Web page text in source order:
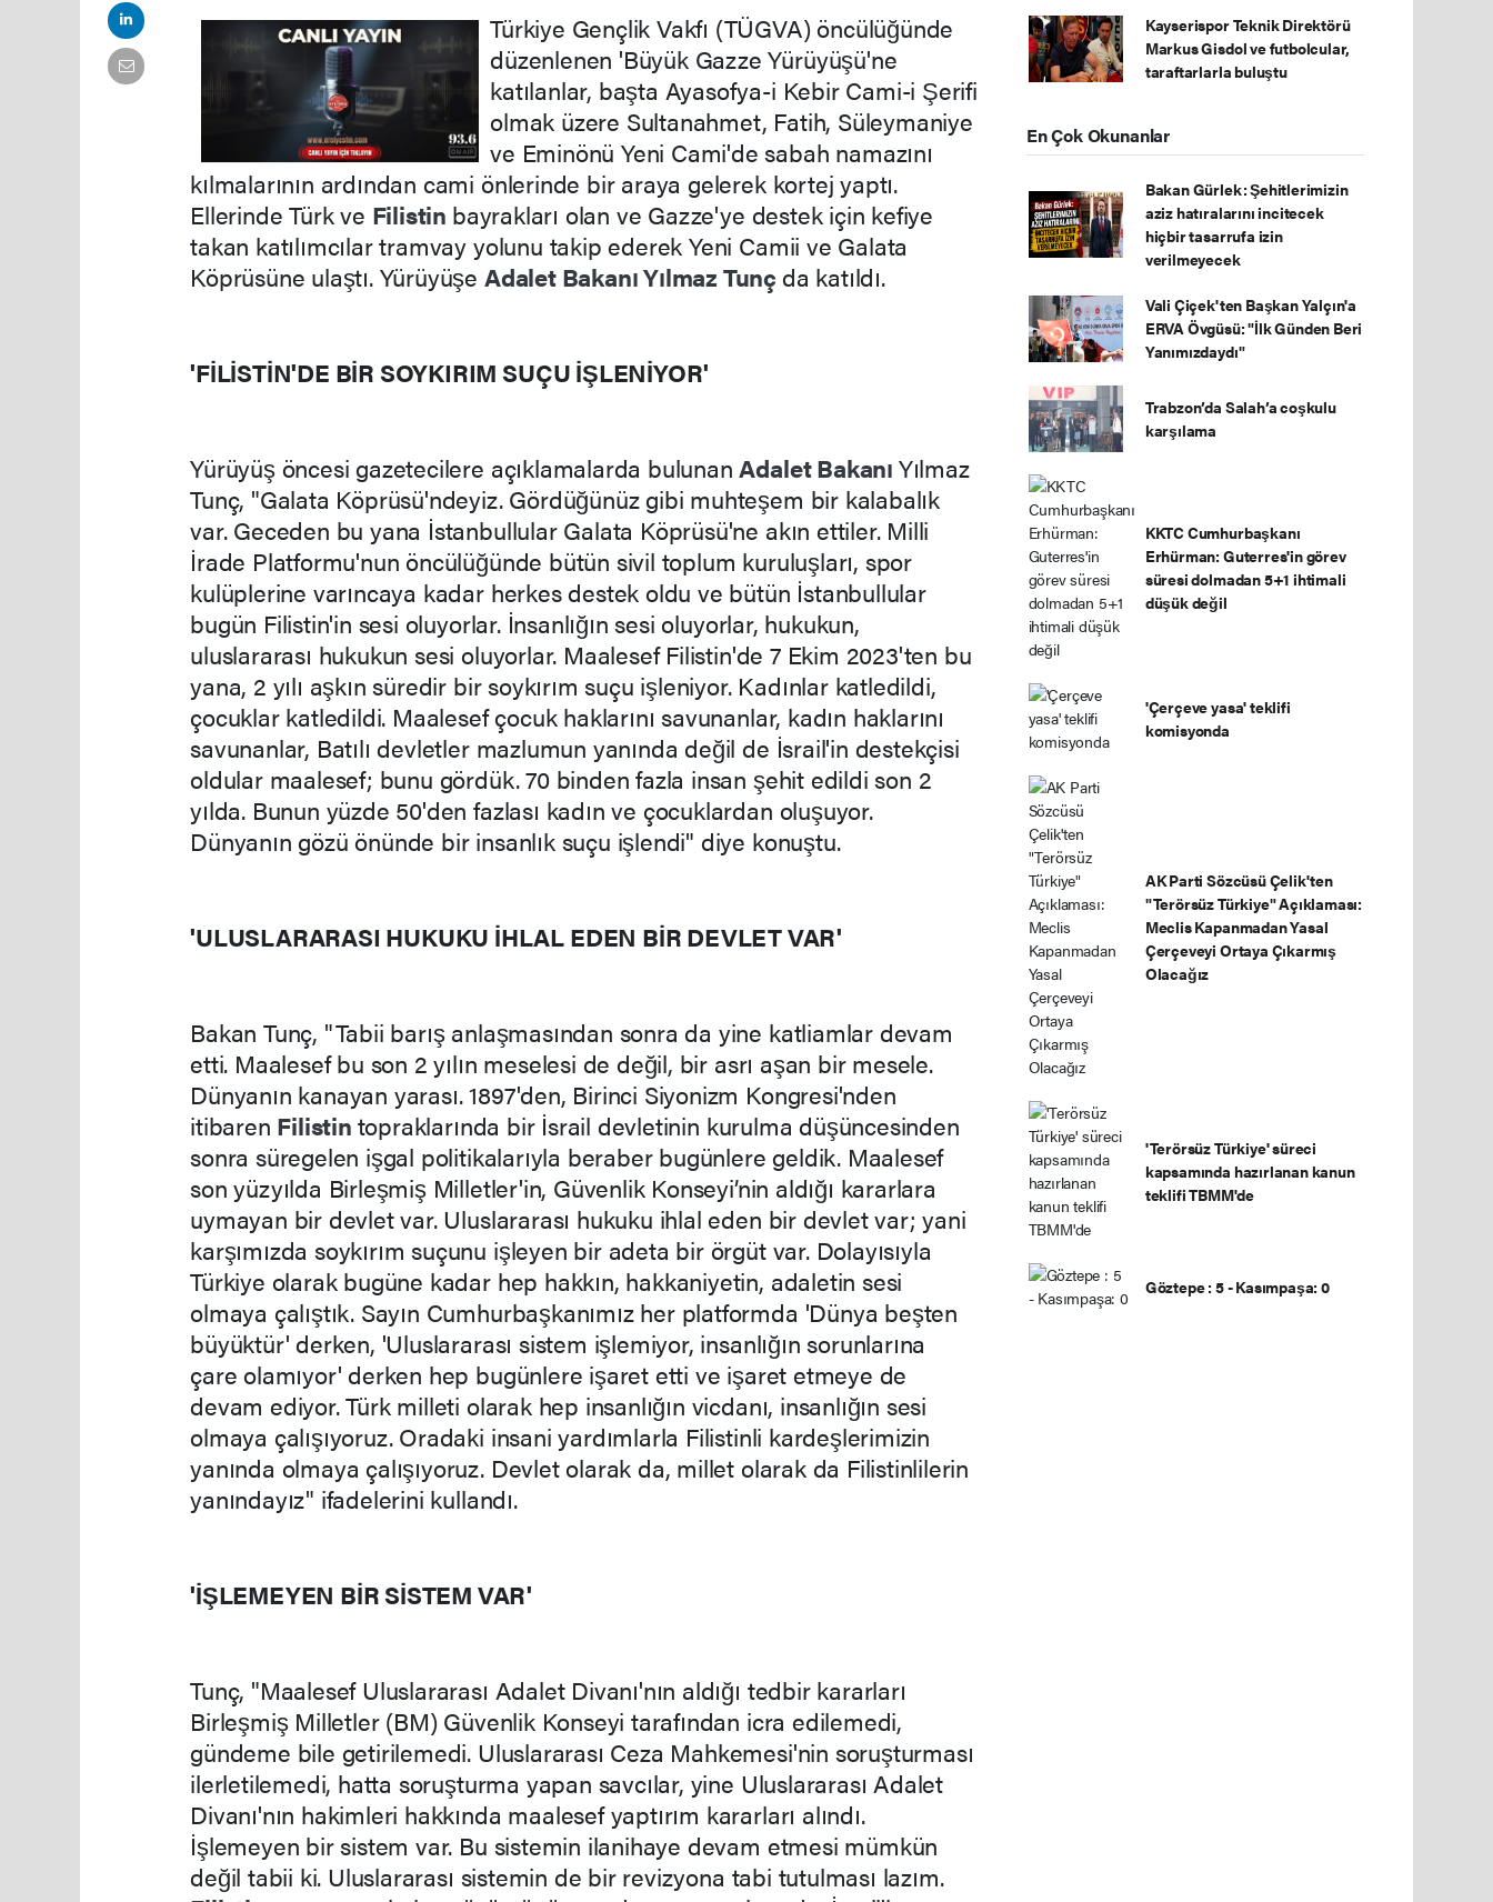
Türkiye Gençlik Vakfı (TÜGVA) öncülüğünde
düzenlenen 'Büyük Gazze Yürüyüşü'ne
katılanlar, başta Ayasofya-i Kebir Cami-i Şerifi
olmak üzere Sultanahmet, Fatih, Süleymaniye
ve Eminönü Yeni Cami'de sabah namazını
kılmalarının ardından cami önlerinde bir araya gelerek kortej yaptı.
Ellerinde Türk ve Filistin bayrakları olan ve Gazze'ye destek için kefiye
takan katılımcılar tramvay yolunu takip ederek Yeni Camii ve Galata
Köprüsüne ulaştı. Yürüyüşe Adalet BakanıYılmaz Tunçda katıldı.
'FİLİSTİN'DE BİR SOYKIRIM SUÇU İŞLENİYOR'
Yürüyüş öncesi gazetecilere açıklamalarda bulunanAdalet BakanıYılmaz
Tunç, "Galata Köprüsü'ndeyiz. Gördüğünüz gibi muhteşem bir kalabalık
var. Geceden bu yana İstanbullular Galata Köprüsü'ne akın ettiler. Milli
İrade Platformu'nun öncülüğünde bütün sivil toplum kuruluşları, spor
kulüplerine varıncaya kadar herkes destek oldu ve bütün İstanbullular
bugün Filistin'in sesi oluyorlar. İnsanlığın sesi oluyorlar, hukukun,
uluslararası hukukun sesi oluyorlar. Maalesef Filistin'de 7 Ekim 2023'ten bu
yana, 2 yılı aşkın süredir bir soykırım suçu işleniyor. Kadınlar katledildi,
çocuklar katledildi. Maalesef çocuk haklarını savunanlar, kadın haklarını
savunanlar, Batılı devletler mazlumun yanında değil de İsrail'in destekçisi
oldular maalesef; bunu gördük. 70 binden fazla insan şehit edildi son 2
yılda. Bunun yüzde 50'den fazlası kadın ve çocuklardan oluşuyor.
Dünyanın gözü önünde bir insanlık suçu işlendi" diye konuştu.
'ULUSLARARASI HUKUKU İHLAL EDEN BİR DEVLET VAR'
Bakan Tunç, "Tabii barış anlaşmasından sonra da yine katliamlar devam
etti. Maalesef bu son 2 yılın meselesi de değil, bir asrı aşan bir mesele.
Dünyanın kanayan yarası. 1897'den, Birinci Siyonizm Kongresi'nden
itibaren Filistintopraklarında bir İsrail devletinin kurulma düşüncesinden
sonra süregelen işgal politikalarıyla beraber bugünlere geldik. Maalesef
son yüzyılda Birleşmiş Milletler'in, Güvenlik Konseyi’nin aldığı kararlara
uymayan bir devlet var. Uluslararası hukuku ihlal eden bir devlet var; yani
karşımızda soykırım suçunu işleyen bir adeta bir örgüt var. Dolayısıyla
Türkiye olarak bugüne kadar hep hakkın, hakkaniyetin, adaletin sesi
olmaya çalıştık. Sayın Cumhurbaşkanımız her platformda 'Dünya beşten
büyüktür' derken, 'Uluslararası sistem işlemiyor, insanlığın sorunlarına
çare olamıyor' derken hep bugünlere işaret etti ve işaret etmeye de
devam ediyor. Türk milleti olarak hep insanlığın vicdanı, insanlığın sesi
olmaya çalışıyoruz. Oradaki insani yardımlarla Filistinli kardeşlerimizin
yanında olmaya çalışıyoruz. Devlet olarak da, millet olarak da Filistinlilerin
yanındayız" ifadelerini kullandı.
'İŞLEMEYEN BİR SİSTEM VAR'
Tunç, "Maalesef Uluslararası Adalet Divanı'nın aldığı tedbir kararları
Birleşmiş Milletler (BM) Güvenlik Konseyi tarafından icra edilemedi,
gündeme bile getirilemedi. Uluslararası Ceza Mahkemesi'nin soruşturması
ilerletilemedi, hatta soruşturma yapan savcılar, yine Uluslararası Adalet
Divanı'nın hakimleri hakkında maalesef yaptırım kararları alındı.
İşlemeyen bir sistem var. Bu sistemin ilanihaye devam etmesi mümkün
değil tabii ki. Uluslararası sistemin de bir revizyona tabi tutulması lazım.
Kayserispor Teknik Direktörü
Markus Gisdol ve futbolcular,
taraftarlarla buluştu
En Çok Okunanlar
Bakan Gürlek: Şehitlerimizin
aziz hatıralarını incitecek
hiçbir tasarrufa izin
verilmeyecek
Vali Çiçek'ten Başkan Yalçın'a
ERVA Övgüsü: "İlk Günden Beri
Yanımızdaydı"
Trabzon’da Salah’a coşkulu
karşılama
KKTC Cumhurbaşkanı
Erhürman: Guterres'in görev
süresi dolmadan 5+1 ihtimali
düşük değil
'Çerçeve yasa' teklifi
komisyonda
AK Parti Sözcüsü Çelik'ten
"Terörsüz Türkiye" Açıklaması:
Meclis Kapanmadan Yasal
Çerçeveyi Ortaya Çıkarmış
Olacağız
'Terörsüz Türkiye' süreci
kapsamında hazırlanan kanun
teklifi TBMM'de
Göztepe : 5 - Kasımpaşa: 0